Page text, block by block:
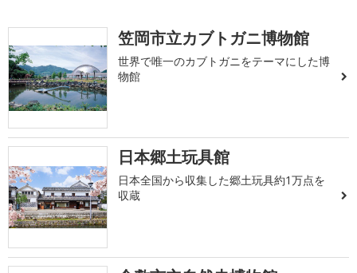
笠岡市立カブトガニ博物館
世界で唯一のカブトガニをテーマにした博
物館
日本郷土玩具館
日本全国から収集した郷土玩具約1万点を
収蔵